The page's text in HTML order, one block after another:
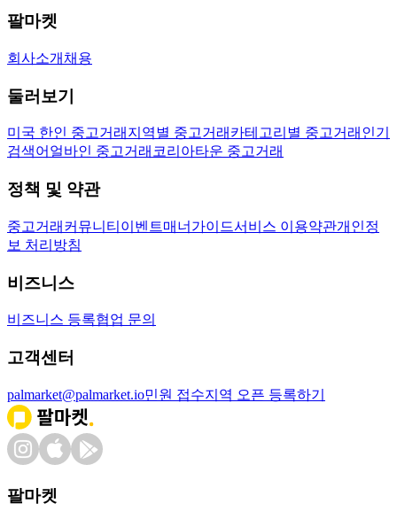
팔마켓
회사소개 채용
둘러보기
미국 한인 중고거래 지역별 중고거래 카테고리별 중고거래 인기
검색어 얼바인 중고거래 코리아타운 중고거래
정책 및 약관
중고거래 커뮤니티 이벤트매너가이드서비스 이용약관개인정
보 처리방침
비즈니스
비즈니스 등록협업 문의
고객센터
palmarket@palmarket.io민원 접수지역 오픈 등록하기
팔마켓